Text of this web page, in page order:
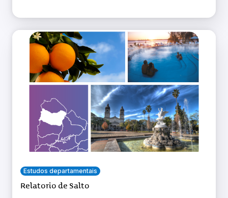
Estudos departamentais
Relatorio de Salto